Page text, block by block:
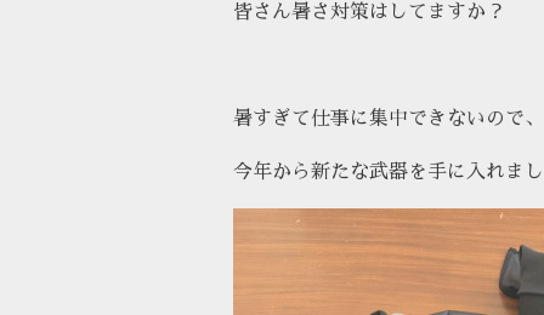
皆さん暑さ対策はしてますか？
暑すぎて仕事に集中できないので、
今年から新たな武器を手に入れま